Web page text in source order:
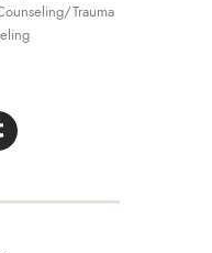
Trauma